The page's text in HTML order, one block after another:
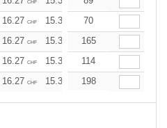
CHF
16.27 CHF 15.37 14.46
70
16.27 CHF 15.37 14.46
165
16.27 CHF 15.37 14.46
114
16.27 CHF 15.37 14.46
198